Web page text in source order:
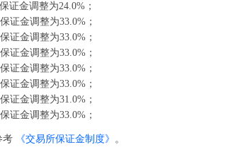
证金调整为24.0%；
证金调整为33.0%；
证金调整为33.0%；
证金调整为33.0%；
证金调整为33.0%；
证金调整为33.0%；
证金调整为31.0%；
证金调整为33.0%；
考 《交易所保证金制度》 。